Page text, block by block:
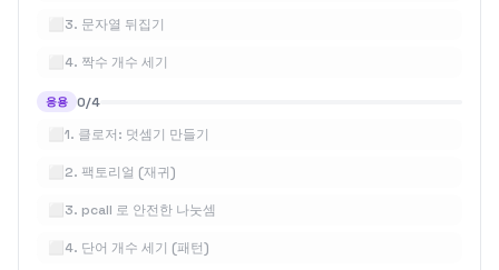
3. 문자열 뒤집기
4. 짝수 개수 세기
응용 0/4
1. 클로저: 덧셈기 만들기
2. 팩토리얼 (재귀)
3. pcall 로 안전한 나눗셈
4. 단어 개수 세기 (패턴)